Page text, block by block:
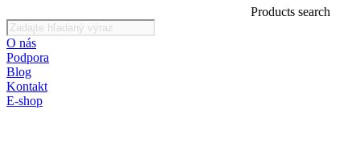
Products search
O nás
Podpora
Blog
Kontakt
E-shop